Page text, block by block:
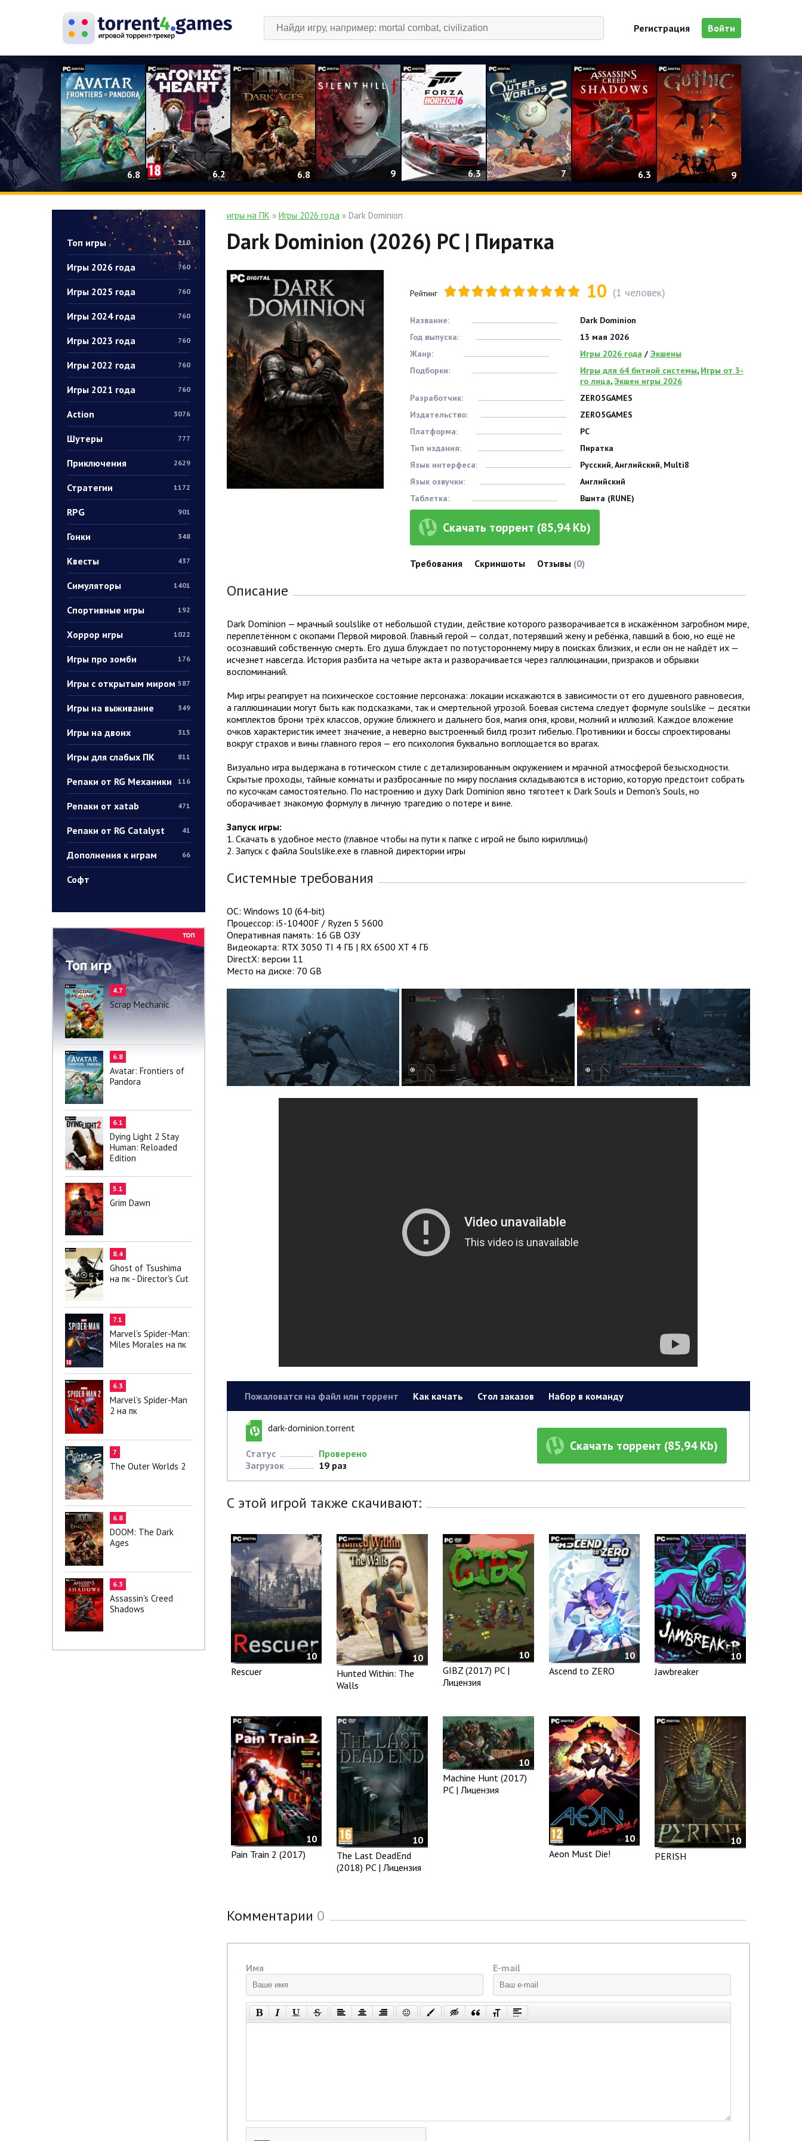
Регистрация Войти
6.8 6.2 6.8 9 6.3 7 6.3 9
Топ игры 210
Игры 2026 года 760
Игры 2025 года 760
Игры 2024 года 760
Игры 2023 года 760
Игры 2022 года 760
Игры 2021 года 760
Action 3076
Шутеры 777
Приключения 2629
Стратегии 1172
RPG 901
Гонки 348
Квесты 437
Симуляторы 1401
Спортивные игры 192
Хоррор игры 1022
Игры про зомби 176
Игры с открытым миром 587
Игры на выживание 349
Игры на двоих 315
Игры для слабых ПК 811
Репаки от RG Механики 116
Репаки от xatab 471
Репаки от RG Catalyst 41
Дополнения к играм 66
Софт
Топ игр
4.7
Scrap Mechanic
6.8
Avatar: Frontiers of
Pandora
6.1
Dying Light 2 Stay
Human: Reloaded
Edition
5.1
Grim Dawn
8.4
Ghost of Tsushima
на пк - Director's Cut
7.1
Marvel’s Spider-Man:
Miles Morales на пк
6.3
Marvel’s Spider-Man
2 на пк
7
The Outer Worlds 2
6.8
DOOM: The Dark
Ages
6.3
Assassin's Creed
Shadows
игры на ПК » Игры 2026 года» Dark Dominion
Dark Dominion (2026) PC | Пиратка
Рейтинг 10 (1 человек)
Название:
Dark Dominion
Год выпуска:
13 мая 2026
Жанр:
Игры 2026 года / Экшены
Подборки:
Игры для 64 битной системы, Игры от 3-
го лица,Экшен игры 2026
Разработчик:
ZERO5GAMES
Издательство:
ZERO5GAMES
Платформа:
PC
Тип издания:
Пиратка
Язык интерфеса:
Русский, Английский, Multi8
Язык озвучки:
Английский
Таблетка:
Вшита (RUNE)
Скачать торрент (85,94 Kb)
Требования Скриншоты Отзывы (0)
Описание
Dark Dominion — мрачный soulslike от небольшой студии, действие которого разворачивается в искажённом загробном мире,
переплетённом с окопами Первой мировой. Главный герой — солдат, потерявший жену и ребёнка, павший в бою, но ещё не
осознавший собственную смерть. Его душа блуждает по потустороннему миру в поисках близких, и если он не найдёт их —
исчезнет навсегда. История разбита на четыре акта и разворачивается через галлюцинации, призраков и обрывки
воспоминаний.
Мир игры реагирует на психическое состояние персонажа: локации искажаются в зависимости от его душевного равновесия,
а галлюцинации могут быть как подсказками, так и смертельной угрозой. Боевая система следует формуле soulslike — десятки
комплектов брони трёх классов, оружие ближнего и дальнего боя, магия огня, крови, молний и иллюзий. Каждое вложение
очков характеристик имеет значение, а неверно выстроенный билд грозит гибелью. Противники и боссы спроектированы
вокруг страхов и вины главного героя — его психология буквально воплощается во врагах.
Визуально игра выдержана в готическом стиле с детализированным окружением и мрачной атмосферой безысходности.
Скрытые проходы, тайные комнаты и разбросанные по миру послания складываются в историю, которую предстоит собрать
по кусочкам самостоятельно. По настроению и духу Dark Dominion явно тяготеет к Dark Souls и Demon's Souls, но
оборачивает знакомую формулу в личную трагедию о потере и вине.
Запуск игры:
1. Скачать в удобное место (главное чтобы на пути к папке с игрой не было кириллицы)
2. Запуск с файла Soulslike.exe в главной директории игры
Системные требования
ОС: Windows 10 (64-bit)
Процессор: i5-10400F / Ryzen 5 5600
Оперативная память: 16 GB ОЗУ
Видеокарта: RTX 3050 TI 4 ГБ | RX 6500 XT 4 ГБ
DirectX: версии 11
Место на диске: 70 GB
Пожаловатся на файл или торрент Как качать Стол заказов Набор в команду
dark-dominion.torrent
Статус
Проверено
Загрузок
19 раз
Скачать торрент (85,94 Kb)
С этой игрой также скачивают:
10
Rescuer
10
Hunted Within: The
Walls
10
GIBZ (2017) PC |
Лицензия
10
Ascend to ZERO
10
Jawbreaker
10
Pain Train 2 (2017)
10
The Last DeadEnd
(2018) PC | Лицензия
10
Machine Hunt (2017)
PC | Лицензия
10
Aeon Must Die!
10
PERISH
Комментарии 0
Имя E-mail